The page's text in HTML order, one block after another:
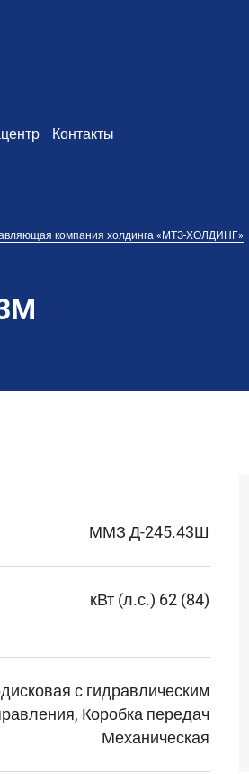
Контакты
компания холдинга «МТЗ-ХОЛДИНГ»
ММЗ Д-245.43Ш
кВт (л.с.) 62 (84)
с гидравлическим
Коробка передач
Механическая